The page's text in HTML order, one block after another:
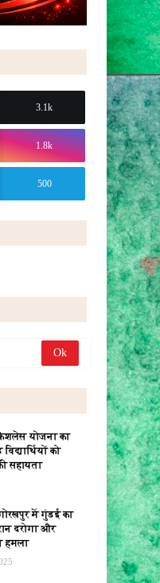
3.1k
1.8k
500
योजना का
को
सहायता
में गुंडई का
दरोगा और
हमला